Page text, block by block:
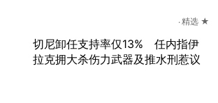
精选 ★
切尼卸任支持率仅13% 任内指伊
拉克拥大杀伤力武器及推水刑惹议